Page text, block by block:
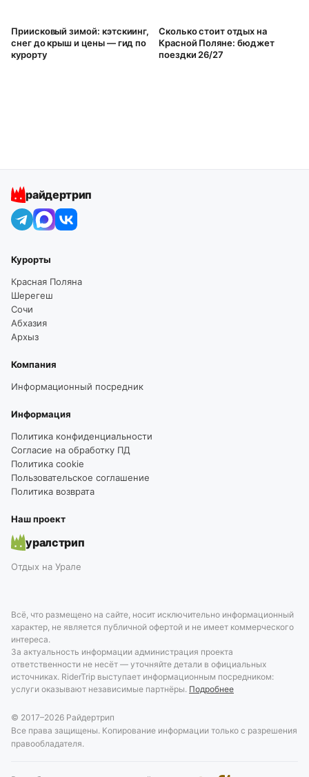
Приисковый зимой: кэтскиинг,
снег до крыш и цены — гид по
курорту
Сколько стоит отдых на
Красной Поляне: бюджет
поездки 26/27
райдертрип
Курорты
Красная Поляна
Шерегеш
Сочи
Абхазия
Архыз
Компания
Информационный посредник
Информация
Политика конфиденциальности
Согласие на обработку ПД
Политика cookie
Пользовательское соглашение
Политика возврата
Наш проект
уралстрип
Отдых на Урале
Всё, что размещено на сайте, носит исключительно информационный
характер, не является публичной офертой и не имеет коммерческого
интереса.
За актуальность информации администрация проекта
ответственности не несёт — уточняйте детали в официальных
источниках. RiderTrip выступает информационным посредником:
услуги оказывают независимые партнёры. Подробнее
© 2017–2026 Райдертрип
Все права защищены. Копирование информации только с разрешения
правообладателя.